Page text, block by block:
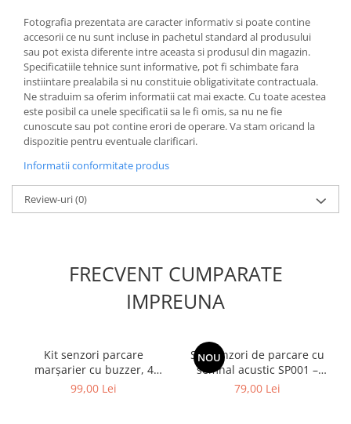
Fotografia prezentata are caracter informativ si poate contine
accesorii ce nu sunt incluse in pachetul standard al produsului
sau pot exista diferente intre aceasta si produsul din magazin.
Specificatiile tehnice sunt informative, pot fi schimbate fara
instiintare prealabila si nu constituie obligativitate contractuala.
Ne straduim sa oferim informatii cat mai exacte. Cu toate acestea
este posibil ca unele specificatii sa le fi omis, sa nu ne fie
cunoscute sau pot contine erori de operare. Va stam oricand la
dispozitie pentru eventuale clarificari.
Informatii conformitate produs
Review-uri(0)
FRECVENT CUMPARATE
IMPREUNA
Kit senzori parcare
marșarier cu buzzer, 4
senzori, negru, AMIO-01567
99,00 Lei
NOU
Set senzori de parcare cu
semnal acustic SP001 –
Carguard
79,00 Lei